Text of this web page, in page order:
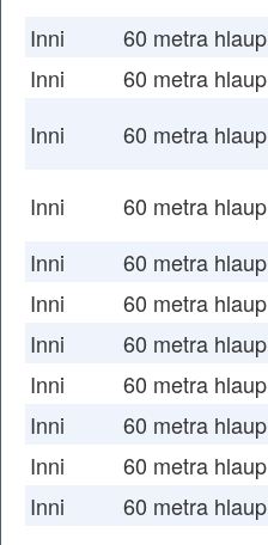
Inni
60 metra hlaup
Inni
60 metra hlaup
Inni
60 metra hlaup
Inni 60 metra hlaup
Inni
60 metra hlaup
Inni
60 metra hlaup
Inni
60 metra hlaup
Inni
60 metra hlaup
Inni
60 metra hlaup
Inni
60 metra hlaup
Inni
60 metra hlaup